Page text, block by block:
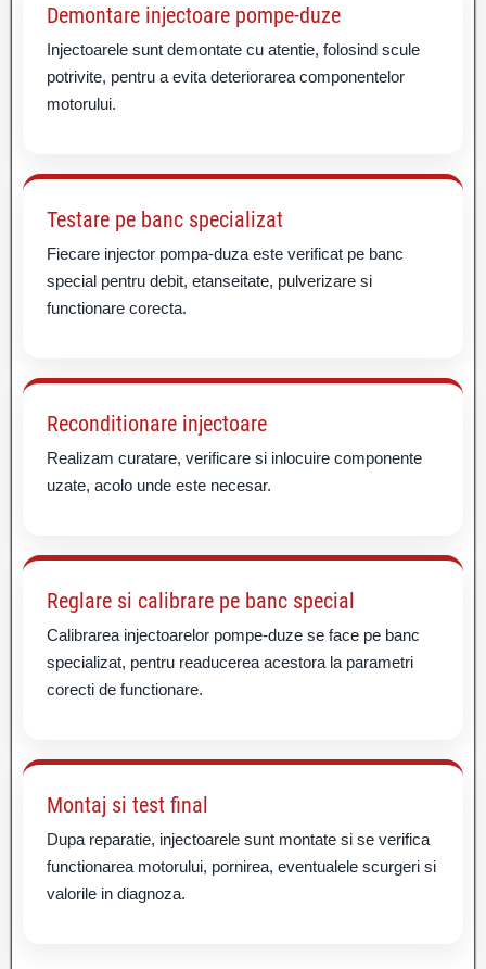
Demontare injectoare pompe-duze
Injectoarele sunt demontate cu atentie, folosind scule
potrivite, pentru a evita deteriorarea componentelor
motorului.
Testare pe banc specializat
Fiecare injector pompa-duza este verificat pe banc
special pentru debit, etanseitate, pulverizare si
functionare corecta.
Reconditionare injectoare
Realizam curatare, verificare si inlocuire componente
uzate, acolo unde este necesar.
Reglare si calibrare pe banc special
Calibrarea injectoarelor pompe-duze se face pe banc
specializat, pentru readucerea acestora la parametri
corecti de functionare.
Montaj si test final
Dupa reparatie, injectoarele sunt montate si se verifica
functionarea motorului, pornirea, eventualele scurgeri si
valorile in diagnoza.